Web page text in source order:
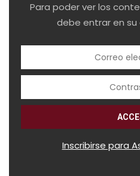
Para poder ver los
debe entrar en su
Inscribirse para